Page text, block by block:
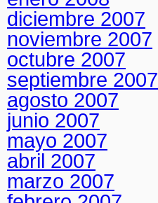
diciembre 2007
noviembre 2007
octubre 2007
septiembre 2007
agosto 2007
junio 2007
mayo 2007
abril 2007
marzo 2007